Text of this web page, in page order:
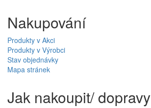
Nakupování
Produkty v Akci
Produkty v Výrobci
Stav objednávky
Mapa stránek
Jak nakoupit/ dopravy